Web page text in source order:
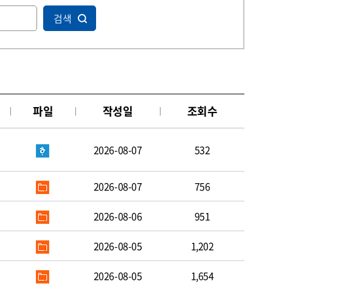
검색
파일 작성일 조회수
2026-08-07 532
2026-08-07 756
2026-08-06 951
2026-08-05 1,202
2026-08-05 1,654